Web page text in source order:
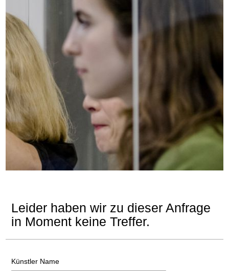
Leider haben wir zu dieser Anfrage
in Moment keine Treffer.
Künstler Name